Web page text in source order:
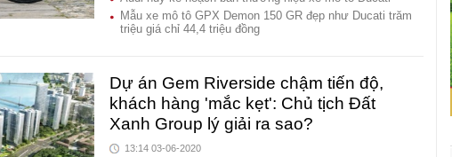
Mẫu xe mô tô GPX Demon 150 GR đẹp như Ducati trăm
triệu giá chỉ 44,4 triệu đồng
Dự án Gem Riverside chậm tiến độ,
khách hàng 'mắc kẹt': Chủ tịch Đất
Xanh Group lý giải ra sao?
13:14 03-06-2020